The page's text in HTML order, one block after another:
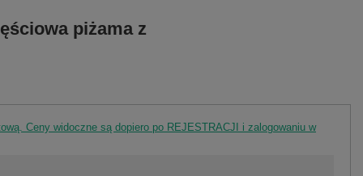
piżama z
Ceny widoczne są dopiero po REJESTRACJI i zalogowaniu w